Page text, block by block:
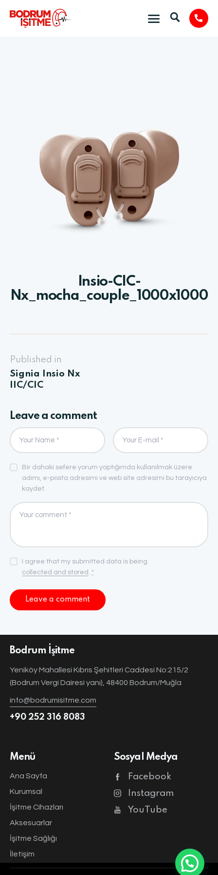
Insio-CIC-
Nx_mocha_couple_1000x1000
Published in
Signia Insio Nx
IIC/CIC
Leave a comment
Bir dahaki sefere yorum yaptığımda kullanılmak üzere
adımı, e-posta adresimi ve web site adresimi bu tarayıcıya
kaydet.
I agree that my submitted data is being
collected and stored
*
Bodrum İşitme
Yeniköy Mahallesi Kıbrıs Şehitleri Caddesi No:215/2
(Bodrum Vergi Dairesi yanı), 48400 Bodrum/Muğla
info@bodrumisitme.com
+90 252 316 8083
Menü
Ana Sayfa
Kurumsal
İşitme Cihazları
Aksesuarlar
İşitme Sağlığı
İletişim
Sosyal Medya
Facebook
Instagram
YouTube